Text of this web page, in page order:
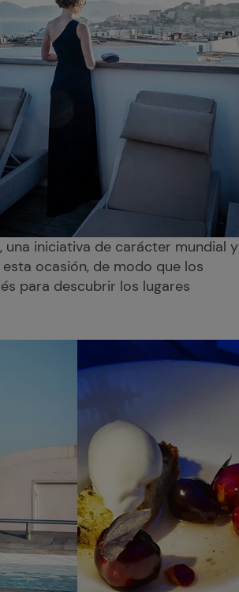
, una iniciativa de carácter mundial y
ocasión, de modo que los
para descubrir los lugares